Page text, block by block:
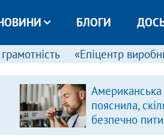
БЛОГИ
«Епіцентр
Американська
пояснила,
безпечно